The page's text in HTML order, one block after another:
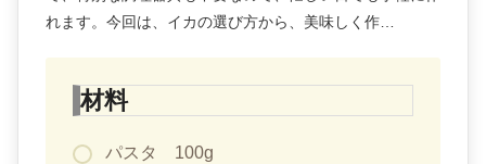
れます。今回は、イカの選び方から、美味しく作…
材料
パスタ 100g